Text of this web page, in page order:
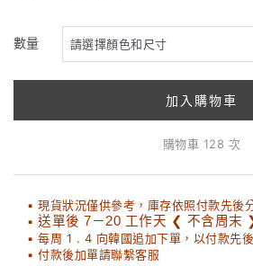
數量
加入購物車
購物車 128 次
▪ 現貨狀況僅供參考，庫存依照付款先後
▪ 送單後 7－20 工作天 ❮ 不含周末
▪ 每周 1 . 4 向韓國追加下單，以付款先
▪ 付款後加單請聯繫客服